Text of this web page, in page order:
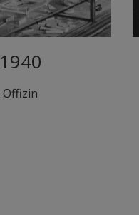
1940
Offizin